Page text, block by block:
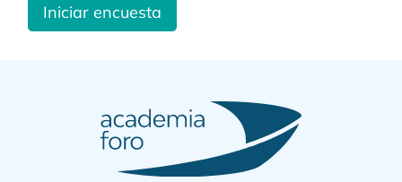
Iniciar encuesta